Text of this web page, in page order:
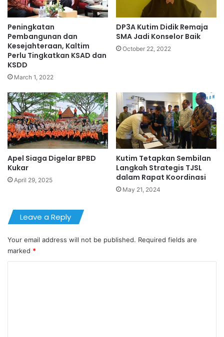
Peningkatan
Pembangunan dan
Kesejahteraan, Kaltim
Perlu Tingkatkan KSAD dan
KSDD
March 1, 2022
DP3A Kutim Didik Remaja
SMA Jadi Konselor Baik
October 22, 2022
Apel Siaga Digelar BPBD
Kukar
April 29, 2025
Kutim Tetapkan Sembilan
Langkah Strategis TJSL
dalam Rapat Koordinasi
May 21, 2024
Leave a Reply
Your email address will not be published. Required fields are
marked *